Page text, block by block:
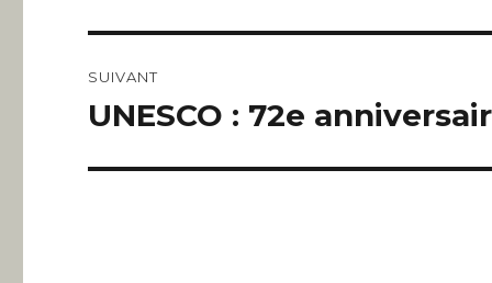
SUIVANT
Article
UNESCO : 72e